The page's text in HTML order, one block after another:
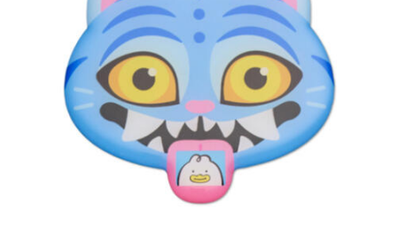
手工藝,文具,蠟筆,泥膠,畫板
娃娃, 芭比,收藏公仔
電子玩具
Play-Doh培樂多
Pokemon寶可夢
playpop
12~14歳
14歳以上